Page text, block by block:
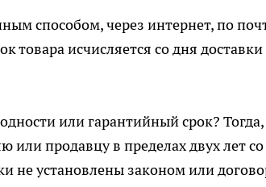
способом, через интернет, по
товара исчисляется со дня
или гарантийный срок?
или продавцу в пределах двух лет
не установлены законом или